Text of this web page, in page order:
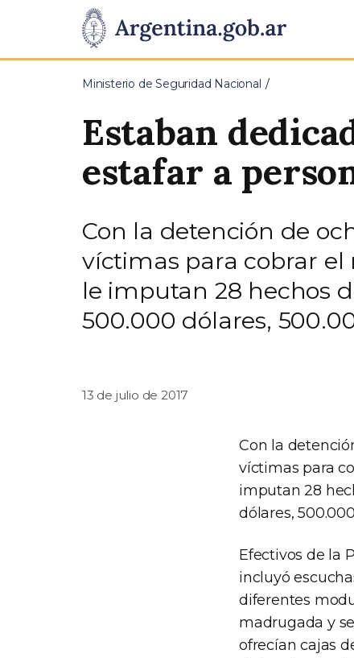
Presidencia
de
Pasar al contenido principal
Ministerio de Seguridad Nacional
Estaban
estafar a
Con la detención de
víctimas para cobrar el
le imputan 28 hechos
500.000 dólares,
13 de julio de 2017
Con la
víctimas para
imputan 28
dólares,
Efectivos de la
incluyó
diferentes
madrugada y
ofrecían cajas